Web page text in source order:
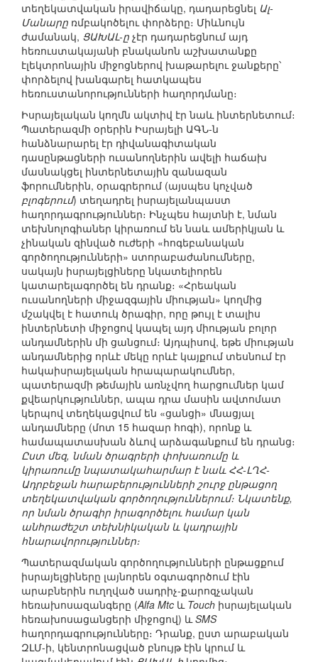
տեղեկատվական իրավիճակը, դադարեցնել Ալ-
Մանարը ռմբակոծելու փորձերը։ Միևնույն
ժամանակ, ՑԱԽԱԼ-ը չէր դադարեցնում այդ
հեռուստակայանի բնականոն աշխատանքը
էլեկտրոնային միջոցներով խաթարելու ջանքերը՝
փորձելով խանգարել հատկապես
հեռուստանորությունների հաղորդմանը։
Իսրայելական կողմն ակտիվ էր նաև ինտերնետում։
Պատերազմի օրերին Իսրայելի ԱԳՆ-ն
հանձնարարել էր դիվանագիտական
դասընթացների ուսանողներին ավելի հաճախ
մասնակցել ինտերնետային զանազան
ֆորումներին, օրագրերում (այսպես կոչված
բլոգերում) տեղադրել իսրայելանպաստ
հաղորդագրություններ։ Ինչպես հայտնի է, նման
տեխնոլոգիաներ կիրառում են նաև ամերիկյան և
չինական զինված ուժերի «հոգեբանական
գործողությունների» ստորաբաժանումները,
սակայն իսրայելցիները նկատելիորեն
կատարելագործել են դրանք։ «Հրեական
ուսանողների միջազգային միության» կողմից
մշակվել է հատուկ ծրագիր, որը թույլ է տալիս
ինտերնետի միջոցով կապել այդ միության բոլոր
անդամներին մի ցանցում։ Այդպիսով, եթե միության
անդամներից որևէ մեկը որևէ կայքում տեսնում էր
հակաիսրայելական հրապարակումներ,
պատերազմի թեմային առնչվող հարցումներ կամ
քվեարկություններ, ապա դրա մասին ավտոմատ
կերպով տեղեկացվում են «ցանցի» մնացյալ
անդամները (մոտ 15 հազար հոգի), որոնք և
համապատասխան ձևով արձագանքում են դրանց։
Ըստ մեզ, նման ծրագրերի փոխառումը և
կիրառումը նպատակահարմար է նաև ՀՀ-ԼՂՀ-
Ադրբեջան հարաբերությունների շուրջ ընթացող
տեղեկատվական գործողություններում։ Նկատենք,
որ նման ծրագիր իրագործելու համար կան
անհրաժեշտ տեխնիկական և կադրային
հնարավորություններ։
Պատերազմական գործողությունների ընթացքում
իսրայելցիները լայնորեն օգտագործում էին
արաբներին ուղղված սադրիչ-քարոզչական
հեռախոսազանգերը (Alfa Mtc և Touch իսրայելական
հեռախոսացանցերի միջոցով) ևSMS
հաղորդագրությունները։ Դրանք, ըստ արաբական
ԶԼՄ-ի, կենտրոնացված բնույթ էին կրում և